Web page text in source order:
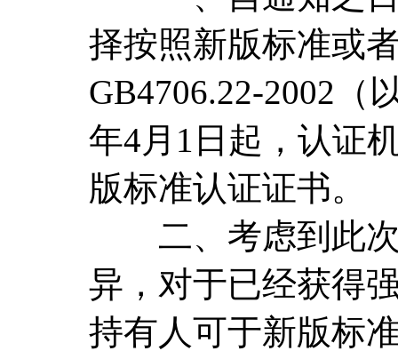
择按照新版标准或
GB4706.22-2002（
年4月1日起，认证
版标准认证证书。
二、考虑到此次
异，对于已经获得
持有人可于新版标